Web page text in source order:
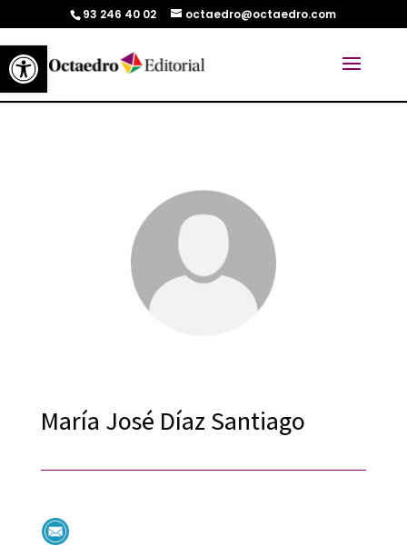
Abrir barra de herramientas
93 246 40 02 octaedro@octaedro.com
María José Díaz Santiago